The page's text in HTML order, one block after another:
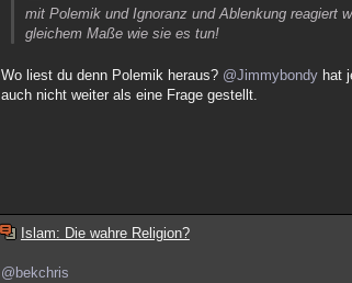
mit Polemik und Ignoranz und Ablenkung reagiert
gleichem Maße wie sie es tun!
Wo liest du denn Polemik heraus? @Jimmybondy hat
auch nicht weiter als eine Frage gestellt.
Islam: Die wahre Religion?
@bekchris